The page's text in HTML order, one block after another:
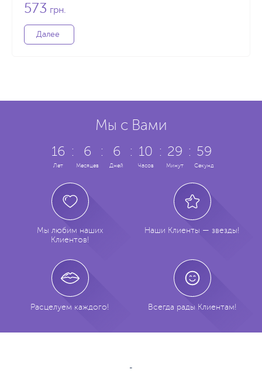
573 грн.
Далее
Мы с Вами
16
Лет
: 6
Месяцев
: 6
Дней
: 10
Часов
: 29
Минут
: 59
Секунд
Мы любим наших
Клиентов!
Наши Клиенты — звезды!
Расцелуем каждого! Всегда рады Клиентам!
-